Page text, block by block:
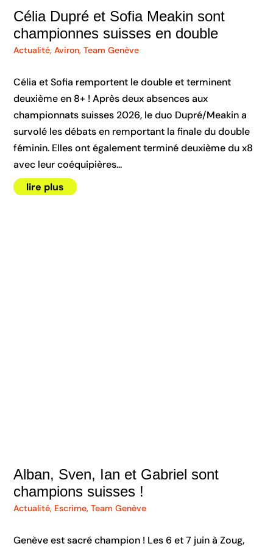
Célia Dupré et Sofia Meakin sont
championnes suisses en double
Actualité,Aviron,Team Genève
Célia et Sofia remportent le double et terminent
deuxième en 8+ ! Après deux absences aux
championnats suisses 2026, le duo Dupré/Meakin a
survolé les débats en remportant la finale du double
féminin. Elles ont également terminé deuxième du x8
avec leur coéquipières...
lire plus
Alban, Sven, Ian et Gabriel sont
champions suisses !
Actualité, Escrime,Team Genève
Genève est sacré champion ! Les 6 et 7 juin à Zoug,